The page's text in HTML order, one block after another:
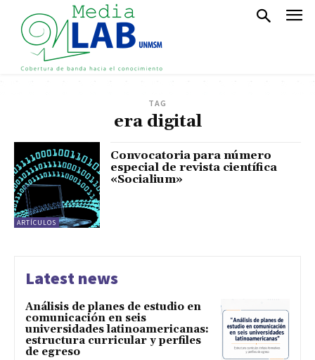
TAG
era digital
ARTÍCULOS
Convocatoria para número
especial de revista científica
«Socialium»
Latest news
Análisis de planes de estudio en
comunicación en seis
universidades latinoamericanas:
estructura curricular y perfiles
de egreso